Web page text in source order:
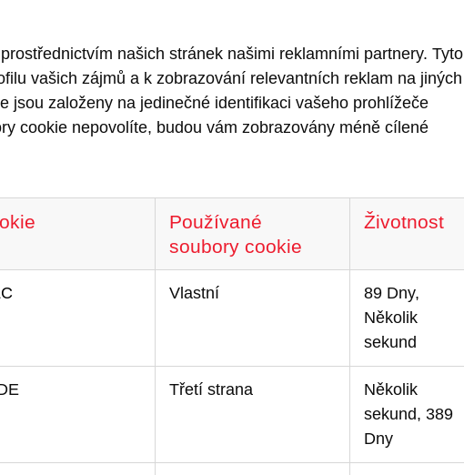
našich stránek našimi reklamními partnery. Tyto
vašich zájmů a k zobrazování relevantních reklam na jiných
jsou založeny na jedinečné identifikaci vašeho prohlížeče
cookie nepovolíte, budou vám zobrazovány méně cílené
Používané
soubory cookie
Životnost
Vlastní
89 Dny,
Několik
sekund
Třetí strana
Několik
sekund, 389
Dny